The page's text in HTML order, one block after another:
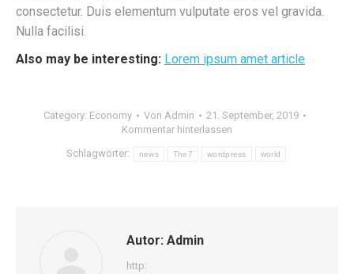
consectetur. Duis elementum vulputate eros vel gravida.
Nulla facilisi.
Also may be interesting: Lorem ipsum amet article
Category: Economy Von Admin
21. September, 2019
Kommentar hinterlassen
Schlagwörter: news The7 wordpress world
Autor: Admin
http: